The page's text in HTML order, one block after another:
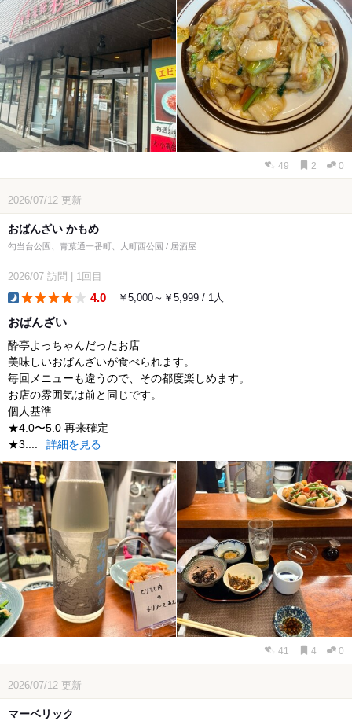
49 2 0
2026/07/12 更新
おばんざい かもめ
勾当台公園、青葉通一番町、大町西公園 / 居酒屋
2026/07 訪問 1回目
4.0 ￥5,000～￥5,999 / 1人
おばんざい
酔亭よっちゃんだったお店
美味しいおばんざいが食べられます。
毎回メニューも違うので、その都度楽しめます。
お店の雰囲気は前と同じです。
個人基準
★4.0〜5.0 再来確定
★3....
詳細を見る
41 4 0
2026/07/12 更新
マーベリック